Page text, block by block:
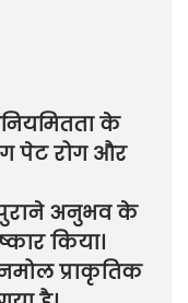
के
पेट रोग और
पुराने अनुभव के
किया।
प्राकृतिक